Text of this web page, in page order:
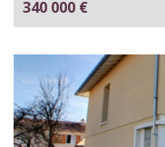
340 000 €